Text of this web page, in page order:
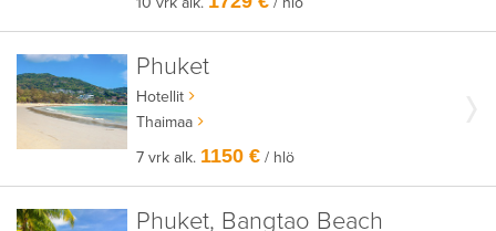
Phuket
Hotellit
Thaimaa
7 vrk alk. 1150 € / hlö
Phuket, Bangtao Beach